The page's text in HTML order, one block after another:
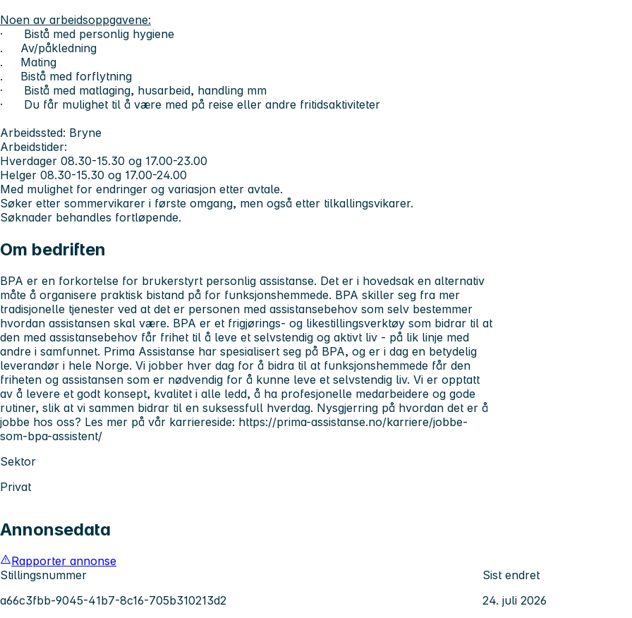
Noen av arbeidsoppgavene:
· Bistå med personlig hygiene
. Av/påkledning
. Mating
. Bistå med forflytning
· Bistå med matlaging, husarbeid, handling mm
· Du får mulighet til å være med på reise eller andre fritidsaktiviteter
Arbeidssted: Bryne
Arbeidstider:
Hverdager 08.30-15.30 og 17.00-23.00
Helger 08.30-15.30 og 17.00-24.00
Med mulighet for endringer og variasjon etter avtale.
Søker etter sommervikarer i første omgang, men også etter tilkallingsvikarer.
Søknader behandles fortløpende.
Om bedriften
BPA er en forkortelse for brukerstyrt personlig assistanse. Det er i hovedsak en alternativ
måte å organisere praktisk bistand på for funksjonshemmede. BPA skiller seg fra mer
tradisjonelle tjenester ved at det er personen med assistansebehov som selv bestemmer
hvordan assistansen skal være. BPA er et frigjørings- og likestillingsverktøy som bidrar til at
den med assistansebehov får frihet til å leve et selvstendig og aktivt liv - på lik linje med
andre i samfunnet. Prima Assistanse har spesialisert seg på BPA, og er i dag en betydelig
leverandør i hele Norge. Vi jobber hver dag for å bidra til at funksjonshemmede får den
friheten og assistansen som er nødvendig for å kunne leve et selvstendig liv. Vi er opptatt
av å levere et godt konsept, kvalitet i alle ledd, å ha profesjonelle medarbeidere og gode
rutiner, slik at vi sammen bidrar til en suksessfull hverdag. Nysgjerring på hvordan det er å
jobbe hos oss? Les mer på vår karriereside: https://prima-assistanse.no/karriere/jobbe-
som-bpa-assistent/
Sektor
Privat
Annonsedata
Rapporter annonse
Stillingsnummer
a66c3fbb-9045-41b7-8c16-705b310213d2
Sist endret
24. juli 2026